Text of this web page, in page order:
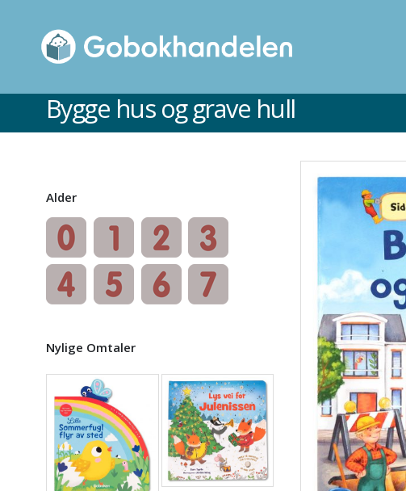
Bygge hus og grave hull
Alder
Nylige Omtaler